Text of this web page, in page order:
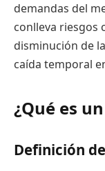
demandas del
conlleva riesgos
disminución de
caída temporal
¿Qué es
Definición